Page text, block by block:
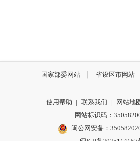
国家部委网站 省设区市网站
使用帮助 | 联系我们 | 网站地
网站标识码：
闽公网安备：